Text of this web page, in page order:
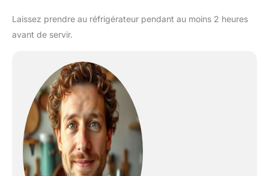
Laissez prendre au réfrigérateur pendant au moins 2 heures
avant de servir.